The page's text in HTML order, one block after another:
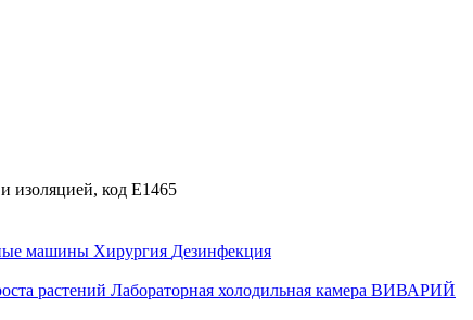
изоляцией, код E1465
машины Хирургия Дезинфекция
растений Лабораторная холодильная камера ВИВАРИЙ